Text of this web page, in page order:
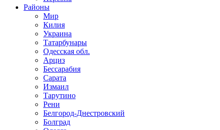
Районы
Мир
Килия
Украина
Татарбунары
Одесская обл.
Арциз
Бессарабия
Сарата
Измаил
Тарутино
Рени
Белгород-Днестровский
Болград